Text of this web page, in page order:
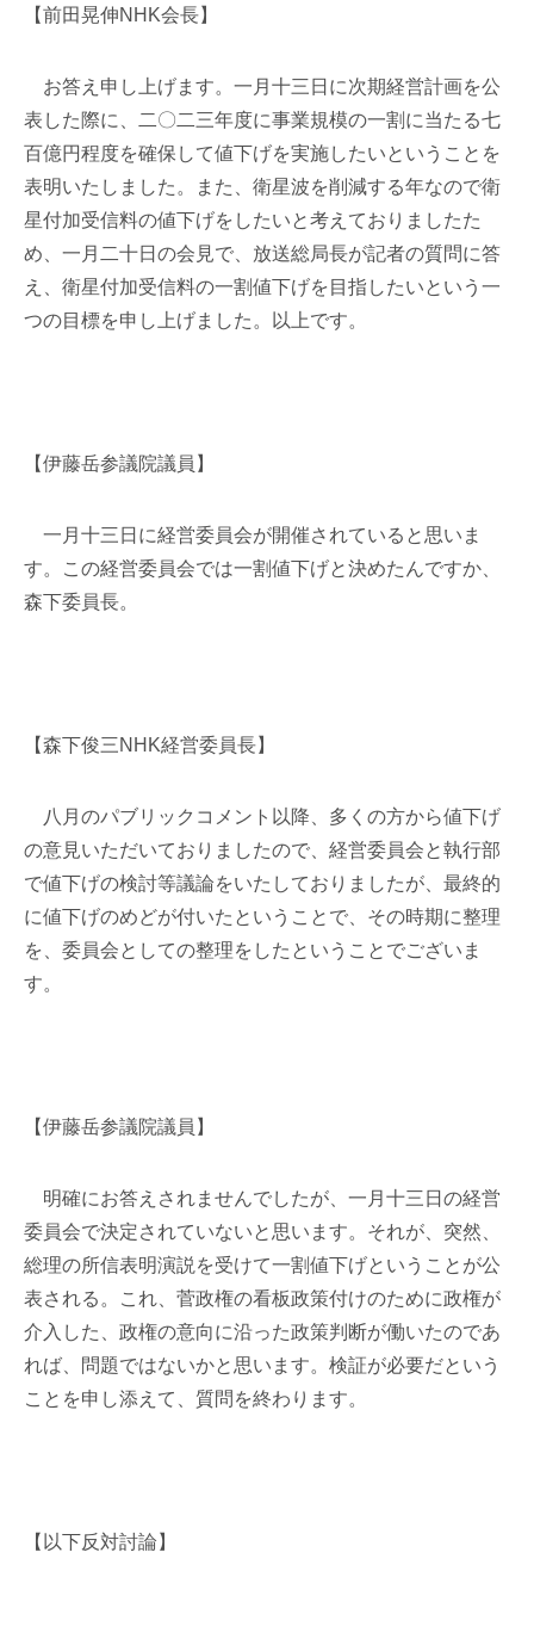
【前田晃伸NHK会長】
お答え申し上げます。一月十三日に次期経営計画を公
表した際に、二〇二三年度に事業規模の一割に当たる七
百億円程度を確保して値下げを実施したいということを
表明いたしました。また、衛星波を削減する年なので衛
星付加受信料の値下げをしたいと考えておりましたた
め、一月二十日の会見で、放送総局長が記者の質問に答
え、衛星付加受信料の一割値下げを目指したいという一
つの目標を申し上げました。以上です。
【伊藤岳参議院議員】
一月十三日に経営委員会が開催されていると思いま
す。この経営委員会では一割値下げと決めたんですか、
森下委員長。
【森下俊三NHK経営委員長】
八月のパブリックコメント以降、多くの方から値下げ
の意見いただいておりましたので、経営委員会と執行部
で値下げの検討等議論をいたしておりましたが、最終的
に値下げのめどが付いたということで、その時期に整理
を、委員会としての整理をしたということでございま
す。
【伊藤岳参議院議員】
明確にお答えされませんでしたが、一月十三日の経営
委員会で決定されていないと思います。それが、突然、
総理の所信表明演説を受けて一割値下げということが公
表される。これ、菅政権の看板政策付けのために政権が
介入した、政権の意向に沿った政策判断が働いたのであ
れば、問題ではないかと思います。検証が必要だという
ことを申し添えて、質問を終わります。
【以下反対討論】